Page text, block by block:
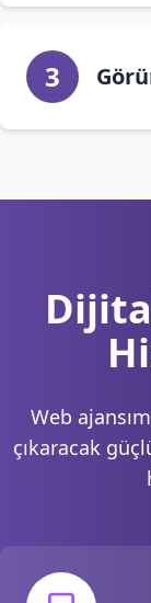
3
Web
çıkaracak